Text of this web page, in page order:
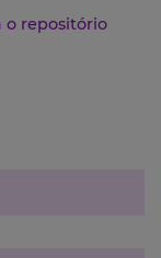
o repositório